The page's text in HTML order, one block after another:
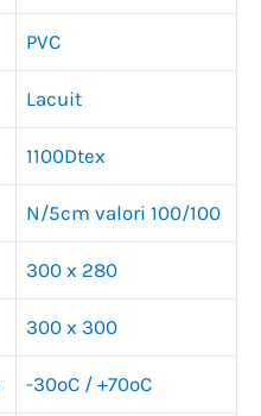
PVC
Lacuit
1100Dtex
N/5cm valori 100/100
300 x 280
300 x 300
-30ºC / +70ºC